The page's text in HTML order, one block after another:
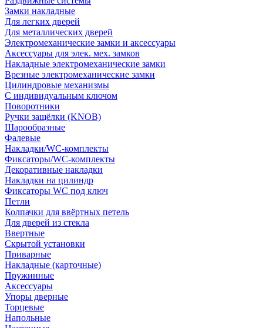
Замки накладные
Для легких дверей
Для металлических дверей
Электромеханические замки и аксессуары
Аксессуары для элек. мех. замков
Накладные электромеханические замки
Врезные электромеханические замки
Цилиндровые механизмы
С индивидуальным ключом
Поворотники
Ручки защёлки (KNOB)
Шарообразные
Фалевые
Накладки/WC-комплекты
Фиксаторы/WC-комплекты
Декоративные накладки
Накладки на цилиндр
Фиксаторы WC под ключ
Петли
Колпачки для ввёртных петель
Для дверей из стекла
Ввертные
Скрытой установки
Приварные
Накладные (карточные)
Пружинные
Аксессуары
Упоры дверные
Торцевые
Напольные